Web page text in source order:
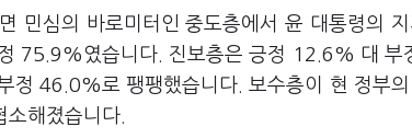
민심의 바로미터인 중도층에서 윤 대통령의
75.9%였습니다. 진보층은 긍정 12.6% 대 부
정 46.0%로 팽팽했습니다. 보수층이 현 정부
해졌습니다.